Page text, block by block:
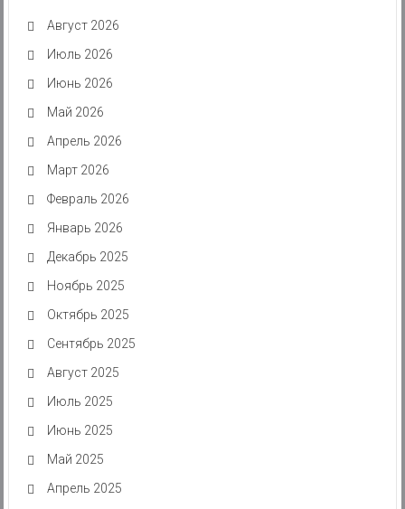
Август 2026
Июль 2026
Июнь 2026
Май 2026
Апрель 2026
Март 2026
Февраль 2026
Январь 2026
Декабрь 2025
Ноябрь 2025
Октябрь 2025
Сентябрь 2025
Август 2025
Июль 2025
Июнь 2025
Май 2025
Апрель 2025